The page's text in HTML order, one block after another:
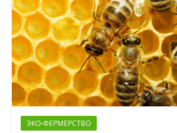
ЭКО-ФЕРМЕРСТВО